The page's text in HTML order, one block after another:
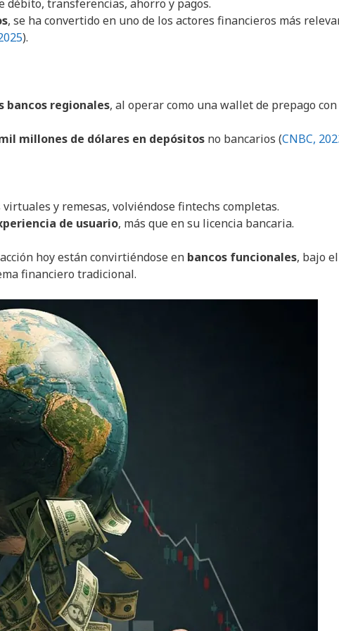
débito, transferencias, ahorro y pagos.
, se ha convertido en uno de los actores financieros más
).
bancos regionales, al operar como una wallet de prepago con
millones de dólares en depósitos no bancarios (CNBC,
y remesas, volviéndose fintechs completas.
de usuario, más que en su licencia bancaria.
hoy están convirtiéndose en bancos funcionales, bajo el
financiero tradicional.